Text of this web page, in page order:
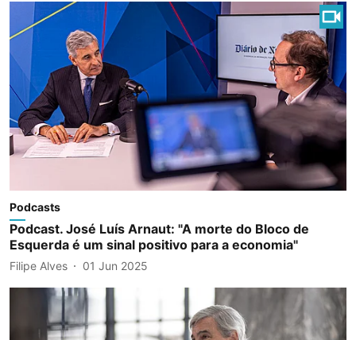
Podcasts
Podcast. José Luís Arnaut: "A morte do Bloco de
Esquerda é um sinal positivo para a economia"
Filipe Alves 01 Jun 2025